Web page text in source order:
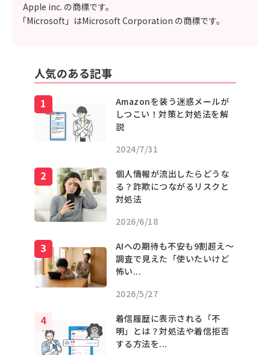
Apple inc. の商標です。
「Microsoft」はMicrosoft Corporation の商標です。
人気のある記事
Amazonを装う迷惑メールが
しつこい！対策と対処法を解
説
2024/7/31
個人情報が流出したらどうな
る？詐欺につながるリスクと
対処法
2026/6/18
AIへの期待も不安も9割超え〜
調査で見えた「使いたいけど
怖い...
2026/5/27
着信履歴に表示される「不
明」とは？対処法や着信拒否
する方法を...